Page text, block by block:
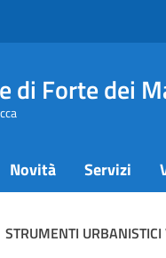
di Forte dei
Novità Servizi
STRUMENTI URBANISTICI